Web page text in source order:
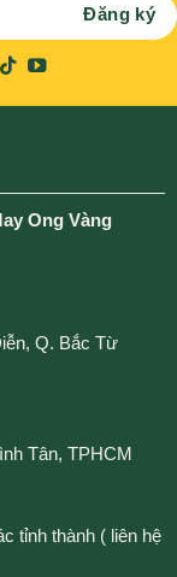
Ong Vàng
Q. Bắc Từ
Tân, TPHCM
tỉnh thành ( liên hệ